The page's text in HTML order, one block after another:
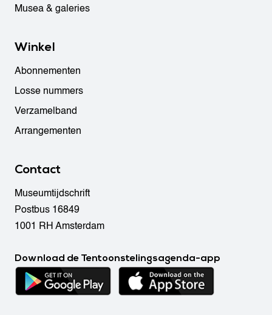
Musea & galeries
Winkel
Abonnementen
Losse nummers
Verzamelband
Arrangementen
Contact
Museumtijdschrift
Postbus 16849
1001 RH Amsterdam
Download de Tentoonstelingsagenda-app